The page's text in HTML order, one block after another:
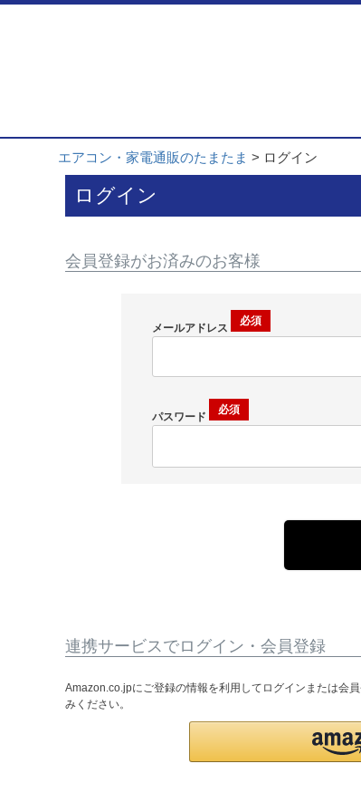
エアコン・家電通販のたまたま ログイン
ログイン
会員登録がお済みのお客様
メールアドレス
パスワード
連携サービスでログイン・会員登録
Amazon.co.jpにご登録の情報を利用してログインまたは会
みください。